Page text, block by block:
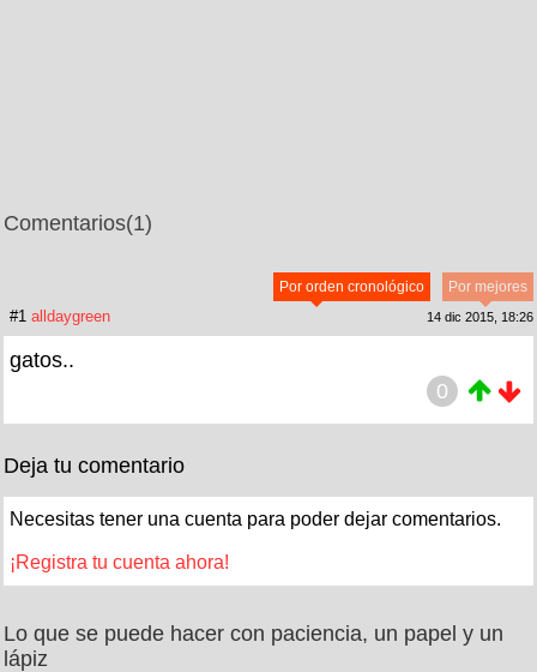
Comentarios(1)
Por mejores
Por orden cronológico
#1 alldaygreen 14 dic 2015, 18:26
gatos..
0
Deja tu comentario
Necesitas tener una cuenta para poder dejar comentarios.
¡Registra tu cuenta ahora!
Lo que se puede hacer con paciencia, un papel y un
lápiz